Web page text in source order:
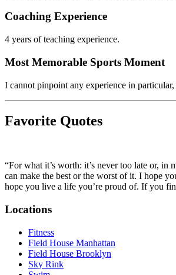
Coaching Experience​​​​‌ ‍ ​‍​‍‌‍ ‌ ​‍‌‍‍‌‌‍‌ ‌‍‍‌‌‍ ‍​‍​‍​ ‍‍​‍​‍‌ ​ ‌‍​‌‌‍ ‍‌‍‍‌‌ ‌​‌ ‍‌​‍ ‍‌‍‍‌‌‍ ​‍​‍​‍ ​​‍​‍‌‍‍​‌ ​‍‌‍‌‌‌‍‌‍​‍​‍​ ‍‍​‍​‍‌‍‍​‌ ‌​‌ ‌​‌ ​​‌ ​ ​ ‍‍​‍ ​‍ ‌‍​ ‌‍‍​‌‍‌‌‌‍ ​‌ ​ ‌‍‌‌‌‍​‌‌ ​​‌‍‍‌‌‍‌‌‌ ​‍‌ ​ ​‍ ‍‌ ​ ‌‍​‌‌‍ ‍‌‍‍‌‌ ‌​‌ ‍‌​‍ ‍‌ ​ ‌ ‌​‌ ‌‌‌‍‌​‌‍‍‌‌‍ ​‍ ‌‍‍‌‌‍ ‍‌ ‌​‌‍‌‌‌‍ ‍‌ ‌​​‍ ‌‍‌‌‌‍‌​‌‍‍‌‌ ‌​​‍ ‌‍ ‌‌‍ ‌‍‌​‌‍‌‌​ ‌‌ ​​‌ ​‍‌‍‌‌‌ ​ ‌‍‌‌‌‍ ‍‌ ‌​‌‍​‌‌ ‌​‌‍‍‌‌‍ ‌‍ ‍​ ‍ ‌‍‍‌‌‍‌​​ ‌‌‍‌‍‌‍​‍​ ​‌‌‍​‌​ ​‍‌‍​‍​ ‍‌‌‍‌‍​‍ ‌‌‍​ ​ ‌‌‌‍​ ​ ‌‌​‍ ‌​ ‌​‌‍‌‍‌‍‌‌‌‍‌​​‍ ‌​ ‍​​ ​ ‌‍‌​​ ‌​​‍ ‌​ ​‌‌‍‌​​ ‍​‌‍‌​‌‍‌‍​ ‍‌‌‍​‌​ ​​​ ​‌‌‍​‍​ ​‌​ ‍‌​ ‍ ‌ ‌​‌ ‍‌‌ ​​‌‍‌‌​ ‌‌‍​ ‌‍ ‌‍​‌‌‍​ ‌‍‍​​ ‍ ‌ ​​‌‍​‌‌ ‌​‌‍‍​​ ‌‌ ​‍‌‍‍‌‌‍​ ‌‍‍​‌‌‌​‌‍‌‌‌ ‍​‌ ‌​​‍‌‌​ ‌‌‌​​‍‌‌ ‌‍‍ ‌‍‌‌‌ ‍‌​‍‌‌​ ​ ‌​‌​​‍‌‌​ ​ ‌​‌​​‍‌‌​ ​‍​ ​‍‌ ​​‌​ ‍‌​‍​‌‍‍‌‌​‌‍‌​‍‍​ ‌‍‌‌​‌​‍‌‌​ ​‍​ ​‍​‍‌‌​ ‌‌‌​‌​​‍ ‍‌‍​ ‌‍‍​‌‍‍‌‌‍ ​‌‍‌​‌ ​‍‌‍‌‌‌‍ ‍​‍‌‌​ ‌‌‌​​‍‌‌ ‌‍‍ ‌‍‌‌‌ ‍‌​‍‌‌​ ​ ‌​‌​​‍‌‌​ ​ ‌​‌​​‍‌‌​ ​‍​ ​‍‌ ​‍‌‌​‌‌​ ‌‌​‌ ‌ ‍‍‌‍‍‍​ ‍‌‌​‌‍​‍‌‌​ ​‍​ ​‍​‍‌‌​ ‌‌‌​‌​​‍ ‍‌ ‌​‌‍‌‌‌ ‍​‌ ‌​​ ‌‍​‍‌‍​‌‌ ​ ‌‍‌‌‌‌‌‌‌ ​‍‌‍ ​​ ‌‌‍‍​‌ ‌​‌ ‌​‌ ​​‌ ​ ​‍‌‌​ ​ ‌​​‌​‍‌‌​ ​‍‌​‌‍​‍‌‌​ ​‍‌​‌‍‌‍​ ‌‍‍​‌‍‌‌‌‍ ​‌ ​ ‌‍‌‌‌‍​‌‌ ​​‌‍‍‌‌‍‌‌‌ ​‍‌ ​ ​‍ ‍‌ ​ ‌‍​‌‌‍ ‍‌‍‍‌‌ ‌​‌ ‍‌​‍ ‍‌ ​ ‌ ‌​‌ ‌‌‌‍‌​‌‍‍‌‌‍ ​‍‌‍‌‍‍‌‌‍‌​​ ‌‌‍‌‍‌‍​‍​ ​‌‌‍​‌​ ​‍‌‍​‍​ ‍‌‌‍‌‍​‍ ‌‌‍​ ​ ‌‌‌‍​ ​ ‌‌​‍ ‌​ ‌​‌‍‌‍‌‍‌‌‌‍‌​​‍ ‌​ ‍​​ ​ ‌‍‌​​ ‌​​‍ ‌​ ​‌‌‍‌​​ ‍​‌‍‌​‌‍‌‍​ ‍‌‌‍​‌​ ​​​ ​‌‌‍​‍​ ​‌​ ‍‌​‍‌‍‌ ‌​‌ ‍‌‌ ​​‌‍‌‌​ ‌‌‍​ ‌‍ ‌‍​‌‌‍​ ‌‍‍​​‍‌‍‌ ​​‌‍​‌‌ ‌​‌‍‍​​ ‌‌ ​‍‌‍‍‌‌‍​ ‌‍‍​‌‌‌​‌‍‌‌‌ ‍​‌ ‌​​‍‌‌​ ‌‌‌​​‍‌‌ ‌‍‍ ‌‍‌‌‌ ‍‌​‍‌‌​ ​ ‌​‌​​‍‌‌​ ​ ‌​‌​​‍‌‌​ ​‍​ ​‍‌ ​​‌​ ‍‌​‍​‌‍‍‌‌​‌‍‌​‍‍​ ‌‍‌‌​‌​‍‌‌​ ​‍​ ​‍​‍‌‌​ ‌‌‌​‌​​‍ ‍‌‍​ ‌‍‍​‌‍‍‌‌‍ ​‌‍‌​‌ ​‍‌‍‌‌‌‍ ‍​‍‌‌​ ‌‌‌​​‍‌‌ ‌‍‍ ‌‍‌‌‌ ‍‌​‍‌‌​ ​ ‌​‌​​‍‌‌​ ​ ‌​‌​​‍‌‌​ ​‍​ ​‍‌ ​‍‌‌​‌‌​ ‌‌​‌ ‌ ‍‍‌‍‍‍​ ‍‌‌​‌‍​‍‌‌​ ​‍​ ​‍​‍‌‌​ ‌‌‌​‌​​‍ ‍‌ ‌​‌‍‌‌‌ ‍​‌ ‌​​‍‌‍‌ ​​‌‍‌‌‌ ​‍‌ ​ ‌ ​​‌‍‌‌‌‍​ ‌ ‌​‌‍‍‌‌ ‌‍‌‍‌‌​ ‌‌ ​​‌ ‌‌‌‍​‍‌‍ ​‌‍‍‌‌ ​ ‌‍‍​‌‍‌‌‌‍‌​​‍​‍‌ ‌
4 years of teaching experience.​​​​‌ ‍ ​‍​‍‌‍ ‌ ​‍‌‍‍‌‌‍‌ ‌‍‍‌‌‍ ‍​‍​‍​ ‍‍​‍​‍‌ ​ ‌‍​‌‌‍ ‍‌‍‍‌‌ ‌​‌ ‍‌​‍ ‍‌‍‍‌‌‍ ​‍​‍​‍ ​​‍​‍‌‍‍​‌ ​‍‌‍‌‌‌‍‌‍​‍​‍​ ‍‍​‍​‍‌‍‍​‌ ‌​‌ ‌​‌ ​​‌ ​ ​ ‍‍​‍ ​‍ ‌‍​ ‌‍‍​‌‍‌‌‌‍ ​‌ ​ ‌‍‌‌‌‍​‌‌ ​​‌‍‍‌‌‍‌‌‌ ​‍‌ ​ ​‍ ‍‌ ​ ‌‍​‌‌‍ ‍‌‍‍‌‌ ‌​‌ ‍‌​‍ ‍‌ ​ ‌ ‌​‌ ‌‌‌‍‌​‌‍‍‌‌‍ ​‍ ‌‍‍‌‌‍ ‍‌ ‌​‌‍‌‌‌‍ ‍‌ ‌​​‍ ‌‍‌‌‌‍‌​‌‍‍‌‌ ‌​​‍ ‌‍ ‌‌‍ ‌‍‌​‌‍‌‌​ ‌‌ ​​‌ ​‍‌‍‌‌‌ ​ ‌‍‌‌‌‍ ‍‌ ‌​‌‍​‌‌ ‌​‌‍‍‌‌‍ ‌‍ ‍​ ‍ ‌‍‍‌‌‍‌​​ ‌‌‍‌‍‌‍​‍​ ​‌‌‍​‌​ ​‍‌‍​‍​ ‍‌‌‍‌‍​‍ ‌‌‍​ ​ ‌‌‌‍​ ​ ‌‌​‍ ‌​ ‌​‌‍‌‍‌‍‌‌‌‍‌​​‍ ‌​ ‍​​ ​ ‌‍‌​​ ‌​​‍ ‌​ ​‌‌‍‌​​ ‍​‌‍‌​‌‍‌‍​ ‍‌‌‍​‌​ ​​​ ​‌‌‍​‍​ ​‌​ ‍‌​ ‍ ‌ ‌​‌ ‍‌‌ ​​‌‍‌‌​ ‌‌‍​ ‌‍ ‌‍​‌‌‍​ ‌‍‍​​ ‍ ‌ ​​‌‍​‌‌ ‌​‌‍‍​​ ‌‌ ​‍‌‍‍‌‌‍​ ‌‍‍​‌‌‌​‌‍‌‌‌ ‍​‌ ‌​​‍‌‌​ ‌‌‌​​‍‌‌ ‌‍‍ ‌‍‌‌‌ ‍‌​‍‌‌​ ​ ‌​‌​​‍‌‌​ ​ ‌​‌​​‍‌‌​ ​‍​ ​‍‌ ‌​‌‍​‌​ ‌‌‌​​‍‌ ‍​‌​ ​‌‌‌ ‌‍‍‌​‍‌‌​ ​‍​ ​‍​‍‌‌​ ‌‌‌​‌​​‍ ‍‌‍​ ‌‍‍​‌‍‍‌‌‍ ​‌‍‌​‌ ​‍‌‍‌‌‌‍ ‍​‍‌‌​ ‌‌‌​​‍‌‌ ‌‍‍ ‌‍‌‌‌ ‍‌​‍‌‌​ ​ ‌​‌​​‍‌‌​ ​ ‌​‌​​‍‌‌​ ​‍​ ​‍‌​ ‍‌ ‍‌‌​‍‍‌ ‌‍​ ‍​‌‍ ‌‍‍ ‌ ​ ​‍‌‌​ ​‍​ ​‍​‍‌‌​ ‌‌‌​‌​​‍ ‍‌ ‌​‌‍‌‌‌ ‍​‌ ‌​​ ‌‍​‍‌‍​‌‌ ​ ‌‍‌‌‌‌‌‌‌ ​‍‌‍ ​​ ‌‌‍‍​‌ ‌​‌ ‌​‌ ​​‌ ​ ​‍‌‌​ ​ ‌​​‌​‍‌‌​ ​‍‌​‌‍​‍‌‌​ ​‍‌​‌‍‌‍​ ‌‍‍​‌‍‌‌‌‍ ​‌ ​ ‌‍‌‌‌‍​‌‌ ​​‌‍‍‌‌‍‌‌‌ ​‍‌ ​ ​‍ ‍‌ ​ ‌‍​‌‌‍ ‍‌‍‍‌‌ ‌​‌ ‍‌​‍ ‍‌ ​ ‌ ‌​‌ ‌‌‌‍‌​‌‍‍‌‌‍ ​‍‌‍‌‍‍‌‌‍‌​​ ‌‌‍‌‍‌‍​‍​ ​‌‌‍​‌​ ​‍‌‍​‍​ ‍‌‌‍‌‍​‍ ‌‌‍​ ​ ‌‌‌‍​ ​ ‌‌​‍ ‌​ ‌​‌‍‌‍‌‍‌‌‌‍‌​​‍ ‌​ ‍​​ ​ ‌‍‌​​ ‌​​‍ ‌​ ​‌‌‍‌​​ ‍​‌‍‌​‌‍‌‍​ ‍‌‌‍​‌​ ​​​ ​‌‌‍​‍​ ​‌​ ‍‌​‍‌‍‌ ‌​‌ ‍‌‌ ​​‌‍‌‌​ ‌‌‍​ ‌‍ ‌‍​‌‌‍​ ‌‍‍​​‍‌‍‌ ​​‌‍​‌‌ ‌​‌‍‍​​ ‌‌ ​‍‌‍‍‌‌‍​ ‌‍‍​‌‌‌​‌‍‌‌‌ ‍​‌ ‌​​‍‌‌​ ‌‌‌​​‍‌‌ ‌‍‍ ‌‍‌‌‌ ‍‌​‍‌‌​ ​ ‌​‌​​‍‌‌​ ​ ‌​‌​​‍‌‌​ ​‍​ ​‍‌ ‌​‌‍​‌​ ‌‌‌​​‍‌ ‍​‌​ ​‌‌‌ ‌‍‍‌​‍‌‌​ ​‍​ ​‍​‍‌‌​ ‌‌‌​‌​​‍ ‍‌‍​ ‌‍‍​‌‍‍‌‌‍ ​‌‍‌​‌ ​‍‌‍‌‌‌‍ ‍​‍‌‌​ ‌‌‌​​‍‌‌ ‌‍‍ ‌‍‌‌‌ ‍‌​‍‌‌​ ​ ‌​‌​​‍‌‌​ ​ ‌​‌​​‍‌‌​ ​‍​ ​‍‌​ ‍‌ ‍‌‌​‍‍‌ ‌‍​ ‍​‌‍ ‌‍‍ ‌ ​ ​‍‌‌​ ​‍​ ​‍​‍‌‌​ ‌‌‌​‌​​‍ ‍‌ ‌​‌‍‌‌‌ ‍​‌ ‌​​‍‌‍‌ ​​‌‍‌‌‌ ​‍‌ ​ ‌ ​​‌‍‌‌‌‍​ ‌ ‌​‌‍‍‌‌ ‌‍‌‍‌‌​ ‌‌ ​​‌ ‌‌‌‍​‍‌‍ ​‌‍‍‌‌ ​ ‌‍‍​‌‍‌‌‌‍‌​​‍​‍‌ ‌
Most Memorable Sports Moment​​​​‌ ‍ ​‍​‍‌‍ ‌ ​‍‌‍‍‌‌‍‌ ‌‍‍‌‌‍ ‍​‍​‍​ ‍‍​‍​‍‌ ​ ‌‍​‌‌‍ ‍‌‍‍‌‌ ‌​‌ ‍‌​‍ ‍‌‍‍‌‌‍ ​‍​‍​‍ ​​‍​‍‌‍‍​‌ ​‍‌‍‌‌‌‍‌‍​‍​‍​ ‍‍​‍​‍‌‍‍​‌ ‌​‌ ‌​‌ ​​‌ ​ ​ ‍‍​‍ ​‍ ‌‍​ ‌‍‍​‌‍‌‌‌‍ ​‌ ​ ‌‍‌‌‌‍​‌‌ ​​‌‍‍‌‌‍‌‌‌ ​‍‌ ​ ​‍ ‍‌ ​ ‌‍​‌‌‍ ‍‌‍‍‌‌ ‌​‌ ‍‌​‍ ‍‌ ​ ‌ ‌​‌ ‌‌‌‍‌​‌‍‍‌‌‍ ​‍ ‌‍‍‌‌‍ ‍‌ ‌​‌‍‌‌‌‍ ‍‌ ‌​​‍ ‌‍‌‌‌‍‌​‌‍‍‌‌ ‌​​‍ ‌‍ ‌‌‍ ‌‍‌​‌‍‌‌​ ‌‌ ​​‌ ​‍‌‍‌‌‌ ​ ‌‍‌‌‌‍ ‍‌ ‌​‌‍​‌‌ ‌​‌‍‍‌‌‍ ‌‍ ‍​ ‍ ‌‍‍‌‌‍‌​​ ‌‌‍‌‍‌‍​‍​ ​‌‌‍​‌​ ​‍‌‍​‍​ ‍‌‌‍‌‍​‍ ‌‌‍​ ​ ‌‌‌‍​ ​ ‌‌​‍ ‌​ ‌​‌‍‌‍‌‍‌‌‌‍‌​​‍ ‌​ ‍​​ ​ ‌‍‌​​ ‌​​‍ ‌​ ​‌‌‍‌​​ ‍​‌‍‌​‌‍‌‍​ ‍‌‌‍​‌​ ​​​ ​‌‌‍​‍​ ​‌​ ‍‌​ ‍ ‌ ‌​‌ ‍‌‌ ​​‌‍‌‌​ ‌‌‍​ ‌‍ ‌‍​‌‌‍​ ‌‍‍​​ ‍ ‌ ​​‌‍​‌‌ ‌​‌‍‍​​ ‌‌ ​‍‌‍‍‌‌‍​ ‌‍‍​‌‌‌​‌‍‌‌‌ ‍​‌ ‌​​‍‌‌​ ‌‌‌​​‍‌‌ ‌‍‍ ‌‍‌‌‌ ‍‌​‍‌‌​ ​ ‌​‌​​‍‌‌​ ​ ‌​‌​​‍‌‌​ ​‍​ ​‍‌‌​ ‌‍​ ‌‍​‌​ ​‌‌​‍‍‌‍ ‌‌‍ ‌‍ ​‍‌‌​ ​‍​ ​‍​‍‌‌​ ‌‌‌​‌​​‍ ‍‌‍​ ‌‍‍​‌‍‍‌‌‍ ​‌‍‌​‌ ​‍‌‍‌‌‌‍ ‍​‍‌‌​ ‌‌‌​​‍‌‌ ‌‍‍ ‌‍‌‌‌ ‍‌​‍‌‌​ ​ ‌​‌​​‍‌‌​ ​ ‌​‌​​‍‌‌​ ​‍​ ​‍​ ‌​‌ ‍​‌​‍‍‌​‌​‌​‍ ‌​‍‌​ ‌ ‌‍​‌​‍‌‌​ ​‍​ ​‍​‍‌‌​ ‌‌‌​‌​​‍ ‍‌ ‌​‌‍‌‌‌ ‍​‌ ‌​​ ‌‍​‍‌‍​‌‌ ​ ‌‍‌‌‌‌‌‌‌ ​‍‌‍ ​​ ‌‌‍‍​‌ ‌​‌ ‌​‌ ​​‌ ​ ​‍‌‌​ ​ ‌​​‌​‍‌‌​ ​‍‌​‌‍​‍‌‌​ ​‍‌​‌‍‌‍​ ‌‍‍​‌‍‌‌‌‍ ​‌ ​ ‌‍‌‌‌‍​‌‌ ​​‌‍‍‌‌‍‌‌‌ ​‍‌ ​ ​‍ ‍‌ ​ ‌‍​‌‌‍ ‍‌‍‍‌‌ ‌​‌ ‍‌​‍ ‍‌ ​ ‌ ‌​‌ ‌‌‌‍‌​‌‍‍‌‌‍ ​‍‌‍‌‍‍‌‌‍‌​​ ‌‌‍‌‍‌‍​‍​ ​‌‌‍​‌​ ​‍‌‍​‍​ ‍‌‌‍‌‍​‍ ‌‌‍​ ​ ‌‌‌‍​ ​ ‌‌​‍ ‌​ ‌​‌‍‌‍‌‍‌‌‌‍‌​​‍ ‌​ ‍​​ ​ ‌‍‌​​ ‌​​‍ ‌​ ​‌‌‍‌​​ ‍​‌‍‌​‌‍‌‍​ ‍‌‌‍​‌​ ​​​ ​‌‌‍​‍​ ​‌​ ‍‌​‍‌‍‌ ‌​‌ ‍‌‌ ​​‌‍‌‌​ ‌‌‍​ ‌‍ ‌‍​‌‌‍​ ‌‍‍​​‍‌‍‌ ​​‌‍​‌‌ ‌​‌‍‍​​ ‌‌ ​‍‌‍‍‌‌‍​ ‌‍‍​‌‌‌​‌‍‌‌‌ ‍​‌ ‌​​‍‌‌​ ‌‌‌​​‍‌‌ ‌‍‍ ‌‍‌‌‌ ‍‌​‍‌‌​ ​ ‌​‌​​‍‌‌​ ​ ‌​‌​​‍‌‌​ ​‍​ ​‍‌‌​ ‌‍​ ‌‍​‌​ ​‌‌​‍‍‌‍ ‌‌‍ ‌‍ ​‍‌‌​ ​‍​ ​‍​‍‌‌​ ‌‌‌​‌​​‍ ‍‌‍​ ‌‍‍​‌‍‍‌‌‍ ​‌‍‌​‌ ​‍‌‍‌‌‌‍ ‍​‍‌‌​ ‌‌‌​​‍‌‌ ‌‍‍ ‌‍‌‌‌ ‍‌​‍‌‌​ ​ ‌​‌​​‍‌‌​ ​ ‌​‌​​‍‌‌​ ​‍​ ​‍​ ‌​‌ ‍​‌​‍‍‌​‌​‌​‍ ‌​‍‌​ ‌ ‌‍​‌​‍‌‌​ ​‍​ ​‍​‍‌‌​ ‌‌‌​‌​​‍ ‍‌ ‌​‌‍‌‌‌ ‍​‌ ‌​​‍‌‍‌ ​​‌‍‌‌‌ ​‍‌ ​ ‌ ​​‌‍‌‌‌‍​ ‌ ‌​‌‍‍‌‌ ‌‍‌‍‌‌​ ‌‌ ​​‌ ‌‌‌‍​‍‌‍ ​‌‍‍‌‌ ​ ‌‍‍​‌‍‌‌‌‍‌​​‍​‍‌ ‌
I cannot pinpoint any experience in particular, but I have grown to see every happy moment I
Favorite Quotes
“For what it’s worth: it’s never too late or, in
can make the best or the worst of it. I hope
hope you live a life you’re proud of. If you find that you’re not, I hope you have the courage to start all over
Locations​​​​‌ ‍ ​‍​‍‌‍ ‌ ​‍‌‍‍‌‌‍‌ ‌‍‍‌‌‍ ‍​‍​‍​ ‍‍​‍​‍‌ ​ ‌‍​‌‌‍ ‍‌‍‍‌‌ ‌​‌ ‍‌​‍ ‍‌‍‍‌‌‍ ​‍​‍​‍ ​​‍​‍‌‍‍​‌ ​‍‌‍‌‌‌‍‌‍​‍​‍​ ‍‍​‍​‍‌‍‍​‌ ‌​‌ ‌​‌ ​​‌ ​ ​ ‍‍​‍ ​‍ ‌‍​ ‌‍‍​‌‍‌‌‌‍ ​‌ ​ ‌‍‌‌‌‍​‌‌ ​​‌‍‍‌‌‍‌‌‌ ​‍‌ ​ ​‍ ‍‌ ​ ‌‍​‌‌‍ ‍‌‍‍‌‌ ‌​‌ ‍‌​‍ ‍‌ ​ ‌ ‌​‌ ‌‌‌‍‌​‌‍‍‌‌‍ ​‍ ‌‍‍‌‌‍ ‍‌ ‌​‌‍‌‌‌‍ ‍‌ ‌​​‍ ‌‍‌‌‌‍‌​‌‍‍‌‌ ‌​​‍ ‌‍ ‌‌‍ ‌‍‌​‌‍‌‌​ ‌‌ ​​‌ ​‍‌‍‌‌‌ ​ ‌‍‌‌‌‍ ‍‌ ‌​‌‍​‌‌ ‌​‌‍‍‌‌‍ ‌‍ ‍​ ‍ ‌‍‍‌‌‍‌​​ ‌‌‍‌‍‌‍ ‌‍ ‌ ‌​‌‍‌‌‌ ​‍​ ‍ ‌ ‌​‌ ‍‌‌ ​​‌‍‌‌​ ‌‌‍‌‍‌‍ ‌‍ ‌ ‌​‌‍‌‌‌ ​‍​ ‍ ‌ ​​‌‍​‌‌ ‌​‌‍‍​​ ‌‌‍​ ‌‍ ‌‍ ​‌ ‌‌‌‍ ‌‌‍ ‍‌ ​ ​‍‌‌​ ‌‌‌​​‍‌‌ ‌‍‍ ‌‍‌‌‌ ‍‌​‍‌‌​ ​ ‌​‌​​‍‌‌​ ​ ‌​‌​​‍‌‌​ ​‍​ ​‍‌‍‌‌‌‍​‍​ ​‍​ ‍​‌‍​ ​ ‌‌‌‍​ ‌‍​ ‌‍‌‌‌‍​‍‌‍​‌​ ​‌​‍‌‌​ ​‍​ ​‍​‍‌‌​ ‌‌‌​‌​​‍ ‍‌ ‌​‌‍‍‌‌ ‌​‌‍ ​‌‍‌‌​ ‌‍​‍‌‍​‌‌ ​ ‌‍‌‌‌‌‌‌‌ ​‍‌‍ ​​ ‌‌‍‍​‌ ‌​‌ ‌​‌ ​​‌ ​ ​‍‌‌​ ​ ‌​​‌​‍‌‌​ ​‍‌​‌‍​‍‌‌​ ​‍‌​‌‍‌‍​ ‌‍‍​‌‍‌‌‌‍ ​‌ ​ ‌‍‌‌‌‍​‌‌ ​​‌‍‍‌‌‍‌‌‌ ​‍‌ ​ ​‍ ‍‌ ​ ‌‍​‌‌‍ ‍‌‍‍‌‌ ‌​‌ ‍‌​‍ ‍‌ ​ ‌ ‌​‌ ‌‌‌‍‌​‌‍‍‌‌‍ ​‍‌‍‌‍‍‌‌‍‌​​ ‌‌‍‌‍‌‍ ‌‍ ‌ ‌​‌‍‌‌‌ ​‍​‍‌‍‌ ‌​‌ ‍‌‌ ​​‌‍‌‌​ ‌‌‍‌‍‌‍ ‌‍ ‌ ‌​‌‍‌‌‌ ​‍​‍‌‍‌ ​​‌‍​‌‌ ‌​‌‍‍​​ ‌‌‍​ ‌‍ ‌‍ ​‌ ‌‌‌‍ ‌‌‍ ‍‌ ​ ​‍‌‌​ ‌‌‌​​‍‌‌ ‌‍‍ ‌‍‌‌‌ ‍‌​‍‌‌​ ​ ‌​‌​​‍‌‌​ ​ ‌​‌​​‍‌‌​ ​‍​ ​‍‌‍‌‌‌‍​‍​ ​‍​ ‍​‌‍​ ​ ‌‌‌‍​ ‌‍​ ‌‍‌‌‌‍​‍‌‍​‌​ ​‌​‍‌‌​ ​‍​ ​‍​‍‌‌​ ‌‌‌​‌​​‍ ‍‌ ‌​‌‍‍‌‌ ‌​‌‍ ​‌‍‌‌​‍‌‍‌ ​​‌‍‌‌‌ ​‍‌ ​ ‌ ​​‌‍‌‌‌‍​ ‌ ‌​‌‍‍‌‌ ‌‍‌‍‌‌​ ‌‌ ​​‌ ‌‌‌‍​‍‌‍ ​‌‍‍‌‌ ​ ‌‍‍​‌‍‌‌‌‍‌​​‍​‍‌ ‌
Fitness​​​​‌ ‍ ​‍​‍‌‍ ‌ ​‍‌‍‍‌‌‍‌ ‌‍‍‌‌‍ ‍​‍​‍​ ‍‍​‍​‍‌ ​ ‌‍​‌‌‍ ‍‌‍‍‌‌ ‌​‌ ‍‌​‍ ‍‌‍‍‌‌‍ ​‍​‍​‍ ​​‍​‍‌‍‍​‌ ​‍‌‍‌‌‌‍‌‍​‍​‍​ ‍‍​‍​‍‌‍‍​‌ ‌​‌ ‌​‌ ​​‌ ​ ​ ‍‍​‍ ​‍ ‌‍​ ‌‍‍​‌‍‌‌‌‍ ​‌ ​ ‌‍‌‌‌‍​‌‌ ​​‌‍‍‌‌‍‌‌‌ ​‍‌ ​ ​‍ ‍‌ ​ ‌‍​‌‌‍ ‍‌‍‍‌‌ ‌​‌ ‍‌​‍ ‍‌ ​ ‌ ‌​‌ ‌‌‌‍‌​‌‍‍‌‌‍ ​‍ ‌‍‍‌‌‍ ‍‌ ‌​‌‍‌‌‌‍ ‍‌ ‌​​‍ ‌‍‌‌‌‍‌​‌‍‍‌‌ ‌​​‍ ‌‍ ‌‌‍ ‌‍‌​‌‍‌‌​ ‌‌ ​​‌ ​‍‌‍‌‌‌ ​ ‌‍‌‌‌‍ ‍‌ ‌​‌‍​‌‌ ‌​‌‍‍‌‌‍ ‌‍ ‍​ ‍ ‌‍‍‌‌‍‌​​ ‌‌‍‌‍‌‍ ‌‍ ‌ ‌​‌‍‌‌‌ ​‍​ ‍ ‌ ‌​‌ ‍‌‌ ​​‌‍‌‌​ ‌‌‍‌‍‌‍ ‌‍ ‌ ‌​‌‍‌‌‌ ​‍​ ‍ ‌ ​​‌‍​‌‌ ‌​‌‍‍​​ ‌‌‍​ ‌‍ ‌‍ ​‌ ‌‌‌‍ ‌‌‍ ‍‌ ​ ​‍‌‌​ ‌‌‌​​‍‌‌ ‌‍‍ ‌‍‌‌‌ ‍‌​‍‌‌​ ​ ‌​‌​​‍‌‌​ ​ ‌​‌​​‍‌‌​ ​‍​ ​‍‌‍‌‌‌‍​‍​ ​‍​ ‍​‌‍​ ​ ‌‌‌‍​ ‌‍​ ‌‍‌‌‌‍​‍‌‍​‌​ ​‌​‍‌‌​ ​‍​ ​‍​‍‌‌​ ‌‌‌​‌​​‍ ‍‌‍ ​‌‍‍‌‌‍ ‍‌‍‍ ‌ ​ ​‍‌‌​ ‌‌‌​​‍‌‌ ‌‍‍ ‌‍‌‌‌ ‍‌​‍‌‌​ ​ ‌​‌​​‍‌‌​ ​ ‌​‌​​‍‌‌​ ​‍​ ​‍​ ​‍​ ​ ​ ​ ‌‍​ ‌‍‌‌​ ‍​​ ‌‍​ ​‌​ ‌​‌‍​‌‌‍​ ​ ‍‌​‍‌‌​ ​‍​ ​‍​‍‌‌​ ‌‌‌​‌​​‍ ‍‌‍ ‍‌‍​‌‌‍ ‌‌‍‌‌​ ‌‍​‍‌‍​‌‌ ​ ‌‍‌‌‌‌‌‌‌ ​‍‌‍ ​​ ‌‌‍‍​‌ ‌​‌ ‌​‌ ​​‌ ​ ​‍‌‌​ ​ ‌​​‌​‍‌‌​ ​‍‌​‌‍​‍‌‌​ ​‍‌​‌‍‌‍​ ‌‍‍​‌‍‌‌‌‍ ​‌ ​ ‌‍‌‌‌‍​‌‌ ​​‌‍‍‌‌‍‌‌‌ ​‍‌ ​ ​‍ ‍‌ ​ ‌‍​‌‌‍ ‍‌‍‍‌‌ ‌​‌ ‍‌​‍ ‍‌ ​ ‌ ‌​‌ ‌‌‌‍‌​‌‍‍‌‌‍ ​‍‌‍‌‍‍‌‌‍‌​​ ‌‌‍‌‍‌‍ ‌‍ ‌ ‌​‌‍‌‌‌ ​‍​‍‌‍‌ ‌​‌ ‍‌‌ ​​‌‍‌‌​ ‌‌‍‌‍‌‍ ‌‍ ‌ ‌​‌‍‌‌‌ ​‍​‍‌‍‌ ​​‌‍​‌‌ ‌​‌‍‍​​ ‌‌‍​ ‌‍ ‌‍ ​‌ ‌‌‌‍ ‌‌‍ ‍‌ ​ ​‍‌‌​ ‌‌‌​​‍‌‌ ‌‍‍ ‌‍‌‌‌ ‍‌​‍‌‌​ ​ ‌​‌​​‍‌‌​ ​ ‌​‌​​‍‌‌​ ​‍​ ​‍‌‍‌‌‌‍​‍​ ​‍​ ‍​‌‍​ ​ ‌‌‌‍​ ‌‍​ ‌‍‌‌‌‍​‍‌‍​‌​ ​‌​‍‌‌​ ​‍​ ​‍​‍‌‌​ ‌‌‌​‌​​‍ ‍‌‍ ​‌‍‍‌‌‍ ‍‌‍‍ ‌ ​ ​‍‌‌​ ‌‌‌​​‍‌‌ ‌‍‍ ‌‍‌‌‌ ‍‌​‍‌‌​ ​ ‌​‌​​‍‌‌​ ​ ‌​‌​​‍‌‌​ ​‍​ ​‍​ ​‍​ ​ ​ ​ ‌‍​ ‌‍‌‌​ ‍​​ ‌‍​ ​‌​ ‌​‌‍​‌‌‍​ ​ ‍‌​‍‌‌​ ​‍​ ​‍​‍‌‌​ ‌‌‌​‌​​‍ ‍‌‍ ‍‌‍​‌‌‍ ‌‌‍‌‌​‍‌‍‌ ​​‌‍‌‌‌ ​‍‌ ​ ‌ ​​‌‍‌‌‌‍​ ‌ ‌​‌‍‍‌‌ ‌‍‌‍‌‌​ ‌‌ ​​‌ ‌‌‌‍​‍‌‍ ​‌‍‍‌‌ ​ ‌‍‍​‌‍‌‌‌‍‌​​‍​‍‌ ‌
Field House Manhattan​​​​‌ ‍ ​‍​‍‌‍ ‌ ​‍‌‍‍‌‌‍‌ ‌‍‍‌‌‍ ‍​‍​‍​ ‍‍​‍​‍‌ ​ ‌‍​‌‌‍ ‍‌‍‍‌‌ ‌​‌ ‍‌​‍ ‍‌‍‍‌‌‍ ​‍​‍​‍ ​​‍​‍‌‍‍​‌ ​‍‌‍‌‌‌‍‌‍​‍​‍​ ‍‍​‍​‍‌‍‍​‌ ‌​‌ ‌​‌ ​​‌ ​ ​ ‍‍​‍ ​‍ ‌‍​ ‌‍‍​‌‍‌‌‌‍ ​‌ ​ ‌‍‌‌‌‍​‌‌ ​​‌‍‍‌‌‍‌‌‌ ​‍‌ ​ ​‍ ‍‌ ​ ‌‍​‌‌‍ ‍‌‍‍‌‌ ‌​‌ ‍‌​‍ ‍‌ ​ ‌ ‌​‌ ‌‌‌‍‌​‌‍‍‌‌‍ ​‍ ‌‍‍‌‌‍ ‍‌ ‌​‌‍‌‌‌‍ ‍‌ ‌​​‍ ‌‍‌‌‌‍‌​‌‍‍‌‌ ‌​​‍ ‌‍ ‌‌‍ ‌‍‌​‌‍‌‌​ ‌‌ ​​‌ ​‍‌‍‌‌‌ ​ ‌‍‌‌‌‍ ‍‌ ‌​‌‍​‌‌ ‌​‌‍‍‌‌‍ ‌‍ ‍​ ‍ ‌‍‍‌‌‍‌​​ ‌‌‍‌‍‌‍ ‌‍ ‌ ‌​‌‍‌‌‌ ​‍​ ‍ ‌ ‌​‌ ‍‌‌ ​​‌‍‌‌​ ‌‌‍‌‍‌‍ ‌‍ ‌ ‌​‌‍‌‌‌ ​‍​ ‍ ‌ ​​‌‍​‌‌ ‌​‌‍‍​​ ‌‌‍​ ‌‍ ‌‍ ​‌ ‌‌‌‍ ‌‌‍ ‍‌ ​ ​‍‌‌​ ‌‌‌​​‍‌‌ ‌‍‍ ‌‍‌‌‌ ‍‌​‍‌‌​ ​ ‌​‌​​‍‌‌​ ​ ‌​‌​​‍‌‌​ ​‍​ ​‍‌‍‌‌‌‍​‍​ ​‍​ ‍​‌‍​ ​ ‌‌‌‍​ ‌‍​ ‌‍‌‌‌‍​‍‌‍​‌​ ​‌​‍‌‌​ ​‍​ ​‍​‍‌‌​ ‌‌‌​‌​​‍ ‍‌‍ ​‌‍‍‌‌‍ ‍‌‍‍ ‌ ​ ​‍‌‌​ ‌‌‌​​‍‌‌ ‌‍‍ ‌‍‌‌‌ ‍‌​‍‌‌​ ​ ‌​‌​​‍‌‌​ ​ ‌​‌​​‍‌‌​ ​‍​ ​‍​ ​‌​ ​ ​ ​‌‌‍​‍​ ​​​ ​‌‌‍​‌​ ‌ ​ ​‍​ ​‍​ ‌‍​ ‌​​‍‌‌​ ​‍​ ​‍​‍‌‌​ ‌‌‌​‌​​‍ ‍‌‍ ‍‌‍​‌‌‍ ‌‌‍‌‌​ ‌‍​‍‌‍​‌‌ ​ ‌‍‌‌‌‌‌‌‌ ​‍‌‍ ​​ ‌‌‍‍​‌ ‌​‌ ‌​‌ ​​‌ ​ ​‍‌‌​ ​ ‌​​‌​‍‌‌​ ​‍‌​‌‍​‍‌‌​ ​‍‌​‌‍‌‍​ ‌‍‍​‌‍‌‌‌‍ ​‌ ​ ‌‍‌‌‌‍​‌‌ ​​‌‍‍‌‌‍‌‌‌ ​‍‌ ​ ​‍ ‍‌ ​ ‌‍​‌‌‍ ‍‌‍‍‌‌ ‌​‌ ‍‌​‍ ‍‌ ​ ‌ ‌​‌ ‌‌‌‍‌​‌‍‍‌‌‍ ​‍‌‍‌‍‍‌‌‍‌​​ ‌‌‍‌‍‌‍ ‌‍ ‌ ‌​‌‍‌‌‌ ​‍​‍‌‍‌ ‌​‌ ‍‌‌ ​​‌‍‌‌​ ‌‌‍‌‍‌‍ ‌‍ ‌ ‌​‌‍‌‌‌ ​‍​‍‌‍‌ ​​‌‍​‌‌ ‌​‌‍‍​​ ‌‌‍​ ‌‍ ‌‍ ​‌ ‌‌‌‍ ‌‌‍ ‍‌ ​ ​‍‌‌​ ‌‌‌​​‍‌‌ ‌‍‍ ‌‍‌‌‌ ‍‌​‍‌‌​ ​ ‌​‌​​‍‌‌​ ​ ‌​‌​​‍‌‌​ ​‍​ ​‍‌‍‌‌‌‍​‍​ ​‍​ ‍​‌‍​ ​ ‌‌‌‍​ ‌‍​ ‌‍‌‌‌‍​‍‌‍​‌​ ​‌​‍‌‌​ ​‍​ ​‍​‍‌‌​ ‌‌‌​‌​​‍ ‍‌‍ ​‌‍‍‌‌‍ ‍‌‍‍ ‌ ​ ​‍‌‌​ ‌‌‌​​‍‌‌ ‌‍‍ ‌‍‌‌‌ ‍‌​‍‌‌​ ​ ‌​‌​​‍‌‌​ ​ ‌​‌​​‍‌‌​ ​‍​ ​‍​ ​‌​ ​ ​ ​‌‌‍​‍​ ​​​ ​‌‌‍​‌​ ‌ ​ ​‍​ ​‍​ ‌‍​ ‌​​‍‌‌​ ​‍​ ​‍​‍‌‌​ ‌‌‌​‌​​‍ ‍‌‍ ‍‌‍​‌‌‍ ‌‌‍‌‌​‍‌‍‌ ​​‌‍‌‌‌ ​‍‌ ​ ‌ ​​‌‍‌‌‌‍​ ‌ ‌​‌‍‍‌‌ ‌‍‌‍‌‌​ ‌‌ ​​‌ ‌‌‌‍​‍‌‍ ​‌‍‍‌‌ ​ ‌‍‍​‌‍‌‌‌‍‌​​‍​‍‌ ‌
Field House Brooklyn​​​​‌ ‍ ​‍​‍‌‍ ‌ ​‍‌‍‍‌‌‍‌ ‌‍‍‌‌‍ ‍​‍​‍​ ‍‍​‍​‍‌ ​ ‌‍​‌‌‍ ‍‌‍‍‌‌ ‌​‌ ‍‌​‍ ‍‌‍‍‌‌‍ ​‍​‍​‍ ​​‍​‍‌‍‍​‌ ​‍‌‍‌‌‌‍‌‍​‍​‍​ ‍‍​‍​‍‌‍‍​‌ ‌​‌ ‌​‌ ​​‌ ​ ​ ‍‍​‍ ​‍ ‌‍​ ‌‍‍​‌‍‌‌‌‍ ​‌ ​ ‌‍‌‌‌‍​‌‌ ​​‌‍‍‌‌‍‌‌‌ ​‍‌ ​ ​‍ ‍‌ ​ ‌‍​‌‌‍ ‍‌‍‍‌‌ ‌​‌ ‍‌​‍ ‍‌ ​ ‌ ‌​‌ ‌‌‌‍‌​‌‍‍‌‌‍ ​‍ ‌‍‍‌‌‍ ‍‌ ‌​‌‍‌‌‌‍ ‍‌ ‌​​‍ ‌‍‌‌‌‍‌​‌‍‍‌‌ ‌​​‍ ‌‍ ‌‌‍ ‌‍‌​‌‍‌‌​ ‌‌ ​​‌ ​‍‌‍‌‌‌ ​ ‌‍‌‌‌‍ ‍‌ ‌​‌‍​‌‌ ‌​‌‍‍‌‌‍ ‌‍ ‍​ ‍ ‌‍‍‌‌‍‌​​ ‌‌‍‌‍‌‍ ‌‍ ‌ ‌​‌‍‌‌‌ ​‍​ ‍ ‌ ‌​‌ ‍‌‌ ​​‌‍‌‌​ ‌‌‍‌‍‌‍ ‌‍ ‌ ‌​‌‍‌‌‌ ​‍​ ‍ ‌ ​​‌‍​‌‌ ‌​‌‍‍​​ ‌‌‍​ ‌‍ ‌‍ ​‌ ‌‌‌‍ ‌‌‍ ‍‌ ​ ​‍‌‌​ ‌‌‌​​‍‌‌ ‌‍‍ ‌‍‌‌‌ ‍‌​‍‌‌​ ​ ‌​‌​​‍‌‌​ ​ ‌​‌​​‍‌‌​ ​‍​ ​‍‌‍‌‌‌‍​‍​ ​‍​ ‍​‌‍​ ​ ‌‌‌‍​ ‌‍​ ‌‍‌‌‌‍​‍‌‍​‌​ ​‌​‍‌‌​ ​‍​ ​‍​‍‌‌​ ‌‌‌​‌​​‍ ‍‌‍ ​‌‍‍‌‌‍ ‍‌‍‍ ‌ ​ ​‍‌‌​ ‌‌‌​​‍‌‌ ‌‍‍ ‌‍‌‌‌ ‍‌​‍‌‌​ ​ ‌​‌​​‍‌‌​ ​ ‌​‌​​‍‌‌​ ​‍​ ​‍​ ‌‍​ ‍​​ ‌ ‌‍‌​​ ​‌​ ​‍​ ‌‌​ ‌‍​ ​‍​ ​‌‌‍​ ​ ​‌​‍‌‌​ ​‍​ ​‍​‍‌‌​ ‌‌‌​‌​​‍ ‍‌‍ ‍‌‍​‌‌‍ ‌‌‍‌‌​ ‌‍​‍‌‍​‌‌ ​ ‌‍‌‌‌‌‌‌‌ ​‍‌‍ ​​ ‌‌‍‍​‌ ‌​‌ ‌​‌ ​​‌ ​ ​‍‌‌​ ​ ‌​​‌​‍‌‌​ ​‍‌​‌‍​‍‌‌​ ​‍‌​‌‍‌‍​ ‌‍‍​‌‍‌‌‌‍ ​‌ ​ ‌‍‌‌‌‍​‌‌ ​​‌‍‍‌‌‍‌‌‌ ​‍‌ ​ ​‍ ‍‌ ​ ‌‍​‌‌‍ ‍‌‍‍‌‌ ‌​‌ ‍‌​‍ ‍‌ ​ ‌ ‌​‌ ‌‌‌‍‌​‌‍‍‌‌‍ ​‍‌‍‌‍‍‌‌‍‌​​ ‌‌‍‌‍‌‍ ‌‍ ‌ ‌​‌‍‌‌‌ ​‍​‍‌‍‌ ‌​‌ ‍‌‌ ​​‌‍‌‌​ ‌‌‍‌‍‌‍ ‌‍ ‌ ‌​‌‍‌‌‌ ​‍​‍‌‍‌ ​​‌‍​‌‌ ‌​‌‍‍​​ ‌‌‍​ ‌‍ ‌‍ ​‌ ‌‌‌‍ ‌‌‍ ‍‌ ​ ​‍‌‌​ ‌‌‌​​‍‌‌ ‌‍‍ ‌‍‌‌‌ ‍‌​‍‌‌​ ​ ‌​‌​​‍‌‌​ ​ ‌​‌​​‍‌‌​ ​‍​ ​‍‌‍‌‌‌‍​‍​ ​‍​ ‍​‌‍​ ​ ‌‌‌‍​ ‌‍​ ‌‍‌‌‌‍​‍‌‍​‌​ ​‌​‍‌‌​ ​‍​ ​‍​‍‌‌​ ‌‌‌​‌​​‍ ‍‌‍ ​‌‍‍‌‌‍ ‍‌‍‍ ‌ ​ ​‍‌‌​ ‌‌‌​​‍‌‌ ‌‍‍ ‌‍‌‌‌ ‍‌​‍‌‌​ ​ ‌​‌​​‍‌‌​ ​ ‌​‌​​‍‌‌​ ​‍​ ​‍​ ‌‍​ ‍​​ ‌ ‌‍‌​​ ​‌​ ​‍​ ‌‌​ ‌‍​ ​‍​ ​‌‌‍​ ​ ​‌​‍‌‌​ ​‍​ ​‍​‍‌‌​ ‌‌‌​‌​​‍ ‍‌‍ ‍‌‍​‌‌‍ ‌‌‍‌‌​‍‌‍‌ ​​‌‍‌‌‌ ​‍‌ ​ ‌ ​​‌‍‌‌‌‍​ ‌ ‌​‌‍‍‌‌ ‌‍‌‍‌‌​ ‌‌ ​​‌ ‌‌‌‍​‍‌‍ ​‌‍‍‌‌ ​ ‌‍‍​‌‍‌‌‌‍‌​​‍​‍‌ ‌
Sky Rink​​​​‌ ‍ ​‍​‍‌‍ ‌ ​‍‌‍‍‌‌‍‌ ‌‍‍‌‌‍ ‍​‍​‍​ ‍‍​‍​‍‌ ​ ‌‍​‌‌‍ ‍‌‍‍‌‌ ‌​‌ ‍‌​‍ ‍‌‍‍‌‌‍ ​‍​‍​‍ ​​‍​‍‌‍‍​‌ ​‍‌‍‌‌‌‍‌‍​‍​‍​ ‍‍​‍​‍‌‍‍​‌ ‌​‌ ‌​‌ ​​‌ ​ ​ ‍‍​‍ ​‍ ‌‍​ ‌‍‍​‌‍‌‌‌‍ ​‌ ​ ‌‍‌‌‌‍​‌‌ ​​‌‍‍‌‌‍‌‌‌ ​‍‌ ​ ​‍ ‍‌ ​ ‌‍​‌‌‍ ‍‌‍‍‌‌ ‌​‌ ‍‌​‍ ‍‌ ​ ‌ ‌​‌ ‌‌‌‍‌​‌‍‍‌‌‍ ​‍ ‌‍‍‌‌‍ ‍‌ ‌​‌‍‌‌‌‍ ‍‌ ‌​​‍ ‌‍‌‌‌‍‌​‌‍‍‌‌ ‌​​‍ ‌‍ ‌‌‍ ‌‍‌​‌‍‌‌​ ‌‌ ​​‌ ​‍‌‍‌‌‌ ​ ‌‍‌‌‌‍ ‍‌ ‌​‌‍​‌‌ ‌​‌‍‍‌‌‍ ‌‍ ‍​ ‍ ‌‍‍‌‌‍‌​​ ‌‌‍‌‍‌‍ ‌‍ ‌ ‌​‌‍‌‌‌ ​‍​ ‍ ‌ ‌​‌ ‍‌‌ ​​‌‍‌‌​ ‌‌‍‌‍‌‍ ‌‍ ‌ ‌​‌‍‌‌‌ ​‍​ ‍ ‌ ​​‌‍​‌‌ ‌​‌‍‍​​ ‌‌‍​ ‌‍ ‌‍ ​‌ ‌‌‌‍ ‌‌‍ ‍‌ ​ ​‍‌‌​ ‌‌‌​​‍‌‌ ‌‍‍ ‌‍‌‌‌ ‍‌​‍‌‌​ ​ ‌​‌​​‍‌‌​ ​ ‌​‌​​‍‌‌​ ​‍​ ​‍‌‍‌‌‌‍​‍​ ​‍​ ‍​‌‍​ ​ ‌‌‌‍​ ‌‍​ ‌‍‌‌‌‍​‍‌‍​‌​ ​‌​‍‌‌​ ​‍​ ​‍​‍‌‌​ ‌‌‌​‌​​‍ ‍‌‍ ​‌‍‍‌‌‍ ‍‌‍‍ ‌ ​ ​‍‌‌​ ‌‌‌​​‍‌‌ ‌‍‍ ‌‍‌‌‌ ‍‌​‍‌‌​ ​ ‌​‌​​‍‌‌​ ​ ‌​‌​​‍‌‌​ ​‍​ ​‍​ ‌​​ ‌ ‌‍‌‍‌‍‌‍​ ​​​ ‌‍​ ‌‌​ ‌​‌‍‌​‌‍‌​​ ​‌‌‍​‍​‍‌‌​ ​‍​ ​‍​‍‌‌​ ‌‌‌​‌​​‍ ‍‌‍ ‍‌‍​‌‌‍ ‌‌‍‌‌​ ‌‍​‍‌‍​‌‌ ​ ‌‍‌‌‌‌‌‌‌ ​‍‌‍ ​​ ‌‌‍‍​‌ ‌​‌ ‌​‌ ​​‌ ​ ​‍‌‌​ ​ ‌​​‌​‍‌‌​ ​‍‌​‌‍​‍‌‌​ ​‍‌​‌‍‌‍​ ‌‍‍​‌‍‌‌‌‍ ​‌ ​ ‌‍‌‌‌‍​‌‌ ​​‌‍‍‌‌‍‌‌‌ ​‍‌ ​ ​‍ ‍‌ ​ ‌‍​‌‌‍ ‍‌‍‍‌‌ ‌​‌ ‍‌​‍ ‍‌ ​ ‌ ‌​‌ ‌‌‌‍‌​‌‍‍‌‌‍ ​‍‌‍‌‍‍‌‌‍‌​​ ‌‌‍‌‍‌‍ ‌‍ ‌ ‌​‌‍‌‌‌ ​‍​‍‌‍‌ ‌​‌ ‍‌‌ ​​‌‍‌‌​ ‌‌‍‌‍‌‍ ‌‍ ‌ ‌​‌‍‌‌‌ ​‍​‍‌‍‌ ​​‌‍​‌‌ ‌​‌‍‍​​ ‌‌‍​ ‌‍ ‌‍ ​‌ ‌‌‌‍ ‌‌‍ ‍‌ ​ ​‍‌‌​ ‌‌‌​​‍‌‌ ‌‍‍ ‌‍‌‌‌ ‍‌​‍‌‌​ ​ ‌​‌​​‍‌‌​ ​ ‌​‌​​‍‌‌​ ​‍​ ​‍‌‍‌‌‌‍​‍​ ​‍​ ‍​‌‍​ ​ ‌‌‌‍​ ‌‍​ ‌‍‌‌‌‍​‍‌‍​‌​ ​‌​‍‌‌​ ​‍​ ​‍​‍‌‌​ ‌‌‌​‌​​‍ ‍‌‍ ​‌‍‍‌‌‍ ‍‌‍‍ ‌ ​ ​‍‌‌​ ‌‌‌​​‍‌‌ ‌‍‍ ‌‍‌‌‌ ‍‌​‍‌‌​ ​ ‌​‌​​‍‌‌​ ​ ‌​‌​​‍‌‌​ ​‍​ ​‍​ ‌​​ ‌ ‌‍‌‍‌‍‌‍​ ​​​ ‌‍​ ‌‌​ ‌​‌‍‌​‌‍‌​​ ​‌‌‍​‍​‍‌‌​ ​‍​ ​‍​‍‌‌​ ‌‌‌​‌​​‍ ‍‌‍ ‍‌‍​‌‌‍ ‌‌‍‌‌​‍‌‍‌ ​​‌‍‌‌‌ ​‍‌ ​ ‌ ​​‌‍‌‌‌‍​ ‌ ‌​‌‍‍‌‌ ‌‍‌‍‌‌​ ‌‌ ​​‌ ‌‌‌‍​‍‌‍ ​‌‍‍‌‌ ​ ‌‍‍​‌‍‌‌‌‍‌​​‍​‍‌ ‌